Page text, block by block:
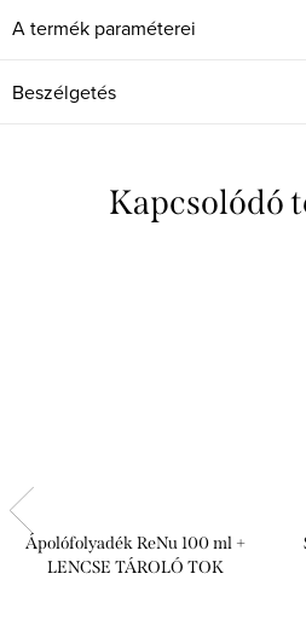
A termék paraméterei
Beszélgetés
Kapcsolódó
Ápolófolyadék ReNu 100 ml +
LENCSE TÁROLÓ TOK